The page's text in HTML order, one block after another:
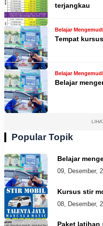
terjangkau
Belajar Mengemudi
Tempat
Belajar Mengemudi
Belajar
Popular Topik
Belajar
09, Desember,
Kursus stir
08, Desember,
Paket latihan